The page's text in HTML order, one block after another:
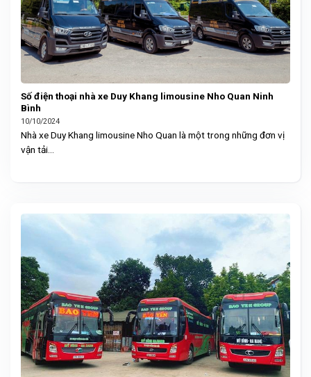
Số điện thoại nhà xe Duy Khang limousine Nho Quan Ninh
Bình
10/10/2024
Nhà xe Duy Khang limousine Nho Quan là một trong những đơn vị
vận tải...